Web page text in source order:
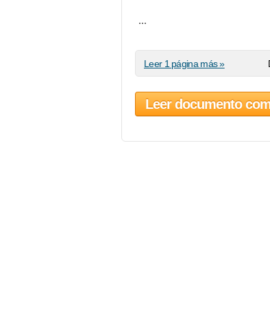
...
Leer 1 página más »
Leer documento